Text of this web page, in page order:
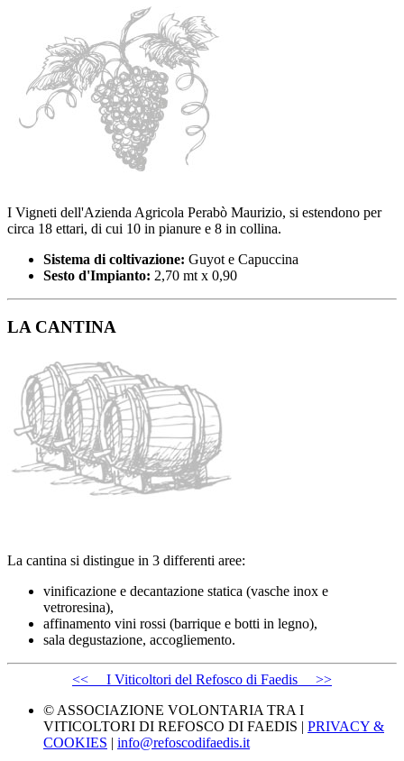
I Vigneti dell'Azienda Agricola Perabò Maurizio, si estendono per
circa 18 ettari, di cui 10 in pianure e 8 in collina.
Sistema di coltivazione: Guyot e Capuccina
Sesto d'Impianto: 2,70 mt x 0,90
LA CANTINA
La cantina si distingue in 3 differenti aree:
vinificazione e decantazione statica (vasche inox e
vetroresina),
affinamento vini rossi (barrique e botti in legno),
sala degustazione, accogliemento.
<< I Viticoltori del Refosco di Faedis >>
© ASSOCIAZIONE VOLONTARIA TRA I
VITICOLTORI DI REFOSCO DI FAEDIS | PRIVACY &
COOKIES | info@refoscodifaedis.it